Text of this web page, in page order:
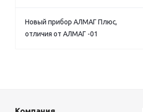
Новый прибор АЛМАГ Плюс,
отличия от АЛМАГ -01